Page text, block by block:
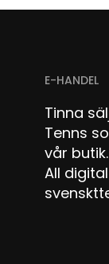
E-HANDEL
Tinna
Tenns
vår butik.
All